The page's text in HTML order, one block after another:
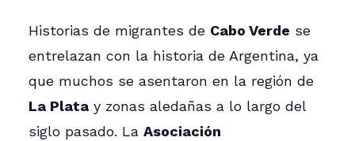
Historias de migrantes de Cabo Verde se
entrelazan con la historia de Argentina, ya
que muchos se asentaron en la región de
La Plata y zonas aledañas a lo largo del
siglo pasado. La Asociación